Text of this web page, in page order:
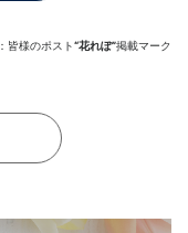
：皆様のポスト“花れぽ”掲載マーク